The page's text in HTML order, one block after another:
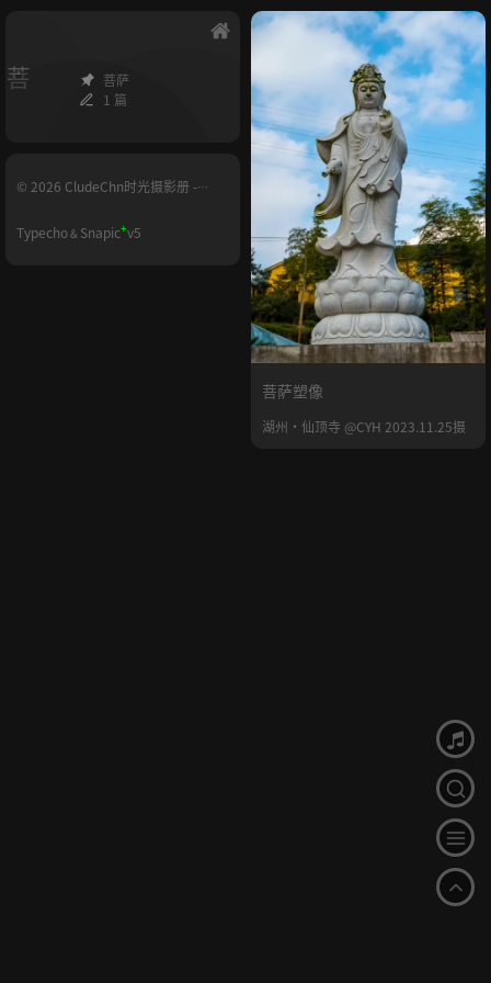
菩
菩萨
1 篇
菩萨塑像
湖州·仙顶寺 @CYH 2023.11.25摄
© 2026 CludeChn时光摄影册 -
Typecho& Snapic+v5